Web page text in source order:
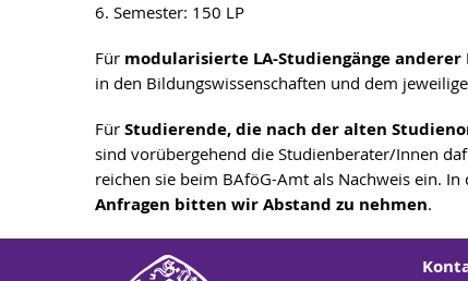
6. Semester: 150 LP
Für modularisierte LA-Studiengänge anderer
in den Bildungswissenschaften und dem
Für Studierende, die nach der alten
sind vorübergehend die Studienberater/Innen
reichen sie beim BAföG-Amt als Nachweis ein. In
Anfragen bitten wir Abstand zu nehmen.